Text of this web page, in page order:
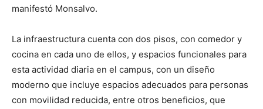
manifestó Monsalvo.
La infraestructura cuenta con dos pisos, con comedor y
cocina en cada uno de ellos, y espacios funcionales para
esta actividad diaria en el campus, con un diseño
moderno que incluye espacios adecuados para personas
con movilidad reducida, entre otros beneficios, que